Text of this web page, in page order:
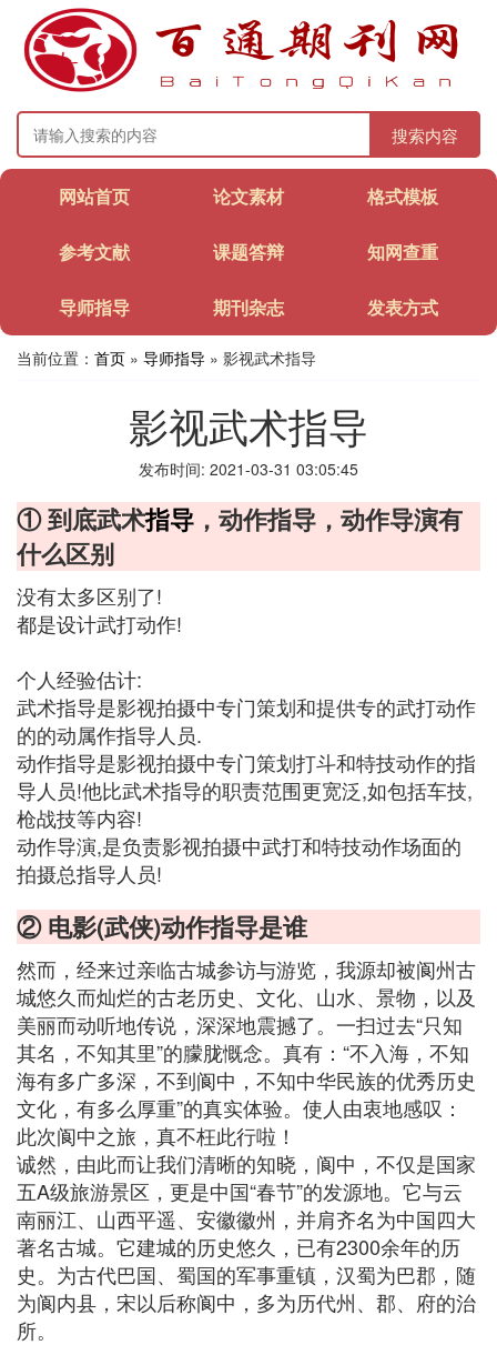
搜索内容
网站首页 论文素材 格式模板
参考文献 课题答辩 知网查重
导师指导 期刊杂志 发表方式
当前位置： 首页 » 导师指导 » 影视武术指导
影视武术指导
发布时间: 2021-03-31 03:05:45
① 到底武术指导 ，动作指导，动作导演有
什么区别
没有太多区别了!
都是设计武打动作!
个人经验估计:
武术指导是影视拍摄中专门策划和提供专的武打动作
的的动属作指导人员.
动作指导是影视拍摄中专门策划打斗和特技动作的指
导人员!他比武术指导的职责范围更宽泛,如包括车技,
枪战技等内容!
动作导演,是负责影视拍摄中武打和特技动作场面的
拍摄总指导人员!
② 电影(武侠)动作指导是谁
然而，经来过亲临古城参访与游览，我源却被阆州古
城悠久而灿烂的古老历史、文化、山水、景物，以及
美丽而动听地传说，深深地震撼了。一扫过去“只知
其名，不知其里”的朦胧慨念。真有：“不入海，不知
海有多广多深，不到阆中，不知中华民族的优秀历史
文化，有多么厚重”的真实体验。使人由衷地感叹：
此次阆中之旅，真不枉此行啦！
诚然，由此而让我们清晰的知晓，阆中，不仅是国家
五A级旅游景区，更是中国“春节”的发源地。它与云
南丽江、山西平遥、安徽徽州，并肩齐名为中国四大
著名古城。它建城的历史悠久，已有2300余年的历
史。为古代巴国、蜀国的军事重镇，汉蜀为巴郡，随
为阆内县，宋以后称阆中，多为历代州、郡、府的治
所。